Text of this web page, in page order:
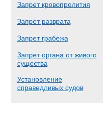
Запрет кровопролития
Запрет разврата
Запрет грабежа
Запрет органа от живого
существа
Установление
справедливых судов